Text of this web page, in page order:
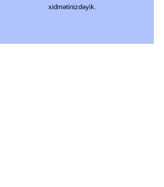
xidmətinizdəyik.